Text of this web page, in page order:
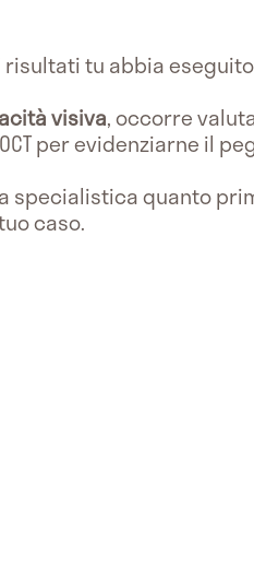
tu abbia
visiva, occorre
per evidenziarne il
specialistica quanto
caso.